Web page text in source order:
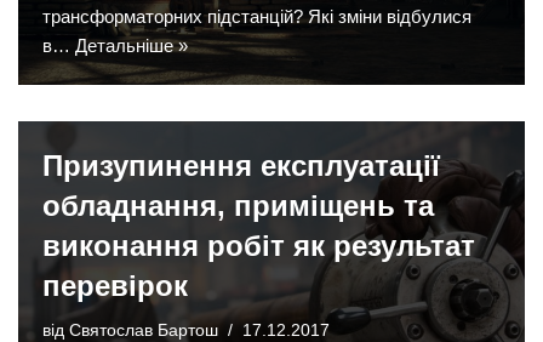
трансформаторних підстанцій? Які зміни відбулися
в… Детальніше »
Призупинення експлуатації
обладнання, приміщень та
виконання робіт як результат
перевірок
від Святослав Бартош 17.12.2017